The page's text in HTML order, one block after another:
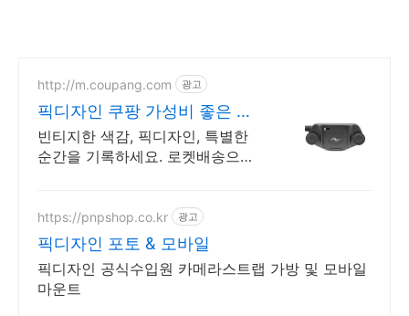
http://m.coupang.com 광고
픽디자인 쿠팡 가성비 좋은 대
용량 필름
빈티지한 색감, 픽디자인, 특별한
순간을 기록하세요. 로켓배송으로
로 놓치지 마세요.
https://pnpshop.co.kr 광고
픽디자인 포토 & 모바일
픽디자인 공식수입원 카메라스트랩 가방 및 모바일
마운트